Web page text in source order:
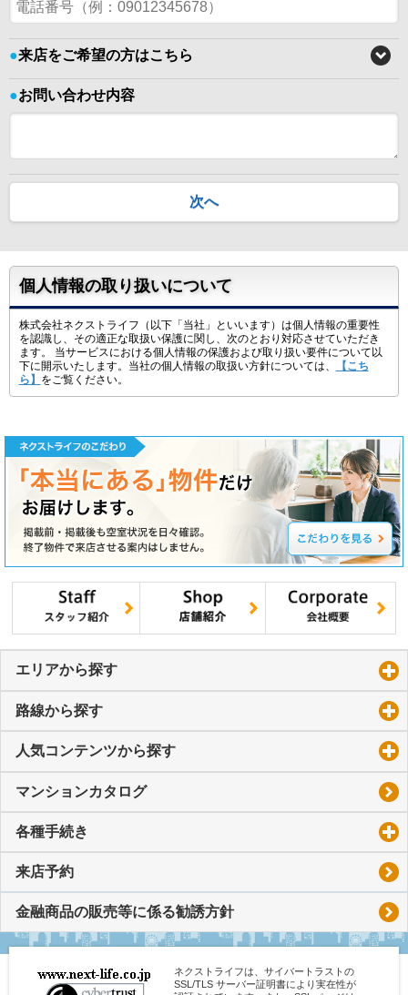
●来店をご希望の方はこちら
●お問い合わせ内容
次へ
個人情報の取り扱いについて
株式会社ネクストライフ（以下「当社」といいます）は個人情報の重要性
を認識し、その適正な取扱い保護に関し、次のとおり対応させていただき
ます。 当サービスにおける個人情報の保護および取り扱い要件について以
下に開示いたします。当社の個人情報の取扱い方針については、
【こち
ら】
をご覧ください。
エリアから探す
路線から探す
人気コンテンツから探す
マンションカタログ
各種手続き
来店予約
金融商品の販売等に係る勧誘方針
ネクストライフは、サイバートラストの
SSL/TLS サーバー証明書により実在性が